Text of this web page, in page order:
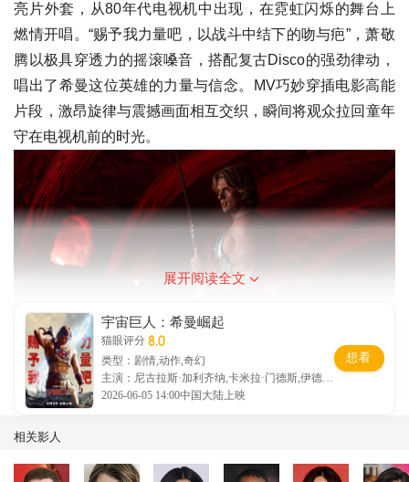
亮片外套，从80年代电视机中出现，在霓虹闪烁的舞台上
燃情开唱。“赐予我力量吧，以战斗中结下的吻与疤”，萧敬
腾以极具穿透力的摇滚嗓音，搭配复古Disco的强劲律动，
唱出了希曼这位英雄的力量与信念。MV巧妙穿插电影高能
片段，激昂旋律与震撼画面相互交织，瞬间将观众拉回童年
守在电视机前的时光。
谈及此次合作，萧敬腾表示，“歌曲很轻松很有记忆点。
Disco是一种任何人听了都忍不住跟着摇摆的曲风。前奏一
响，我的身体就会自动动起来。歌词很贴切，很容易就有画
展开阅读全文
宇宙巨人：希曼崛起
猫眼评分 8.0
类型：剧情,动作,奇幻
主演：尼古拉斯·加利齐纳,卡米拉·门德斯,伊德瑞
斯·艾尔巴
2026-06-05 14:00中国大陆上映
想看
相关影人